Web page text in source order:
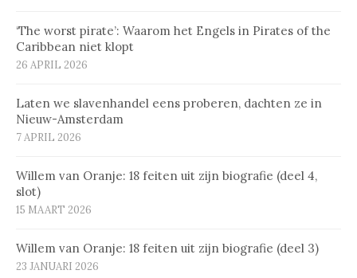
‘The worst pirate’: Waarom het Engels in Pirates of the
Caribbean niet klopt
26 APRIL 2026
Laten we slavenhandel eens proberen, dachten ze in
Nieuw-Amsterdam
7 APRIL 2026
Willem van Oranje: 18 feiten uit zijn biografie (deel 4,
slot)
15 MAART 2026
Willem van Oranje: 18 feiten uit zijn biografie (deel 3)
23 JANUARI 2026